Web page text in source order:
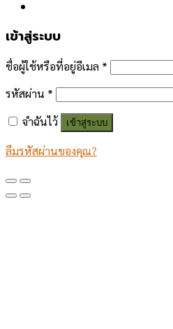
เข้าสู่ระบบ
ชื่อผู้ใช้หรือที่อยู่อีเมล *
รหัสผ่าน *
จำฉันไว้
เข้าสู่ระบบ
ลืมรหัสผ่านของคุณ?